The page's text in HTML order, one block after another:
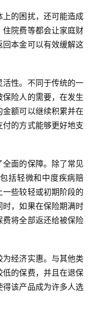
的困扰，还可能造成
住院费等都会让家庭财
本金可以有效缓解这
性。不同于传统的一
险人的需要，在发生
额可以继续积累并在
的方式能够更好地支
面的保障。除了常见
括轻微和中度疾病赔
些较轻或初期阶段的
，如果在保险期满时
将全部返还给被保险
经济实惠。与其他类
的保费，并且在退保
该产品成为许多人选